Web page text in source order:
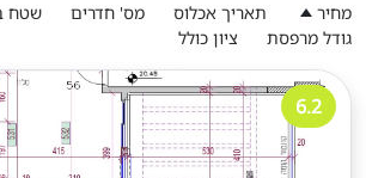
מחיר
תאריך אכלוס מס' חדרים שטח
גודל מרפסת
ציון כולל
6.2